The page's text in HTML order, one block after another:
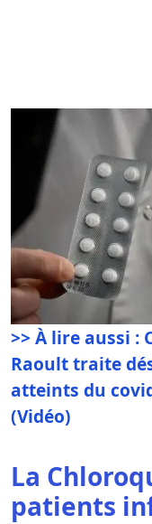
>> À lire aussi :
Raoult traite
atteints du
(Vidéo)
La
patients